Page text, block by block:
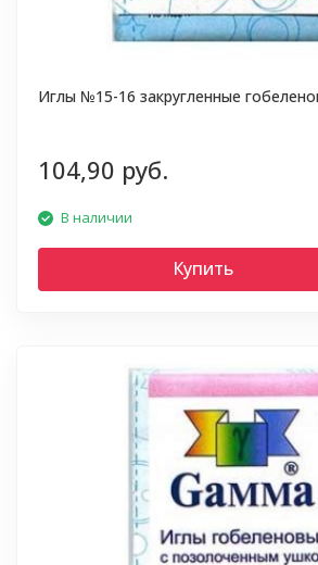
Иглы №15-16 закругленные
104,90 руб.
В наличии
Купить